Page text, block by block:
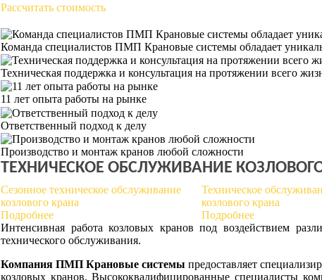
Рассчитать стоимость
Команда специалистов ПМП Крановые системы обладает
Техническая поддержка и консультация на протяжении всего
11 лет опыта работы на рынке
Ответственный подход к делу
Производство и монтаж кранов любой сложности
ТЕХНИЧЕСКОЕ ОБСЛУЖИВАНИЕ
Сезонное техническое обслуживание
козлового крана
Подробнее
Техническое
козлового крана
Подробнее
Интенсивная работа козловых кранов под воздействием
технического обслуживания.
Компания ПМП Крановые системы предоставляет
козловых кранов. Высококвалифицированные специалисты